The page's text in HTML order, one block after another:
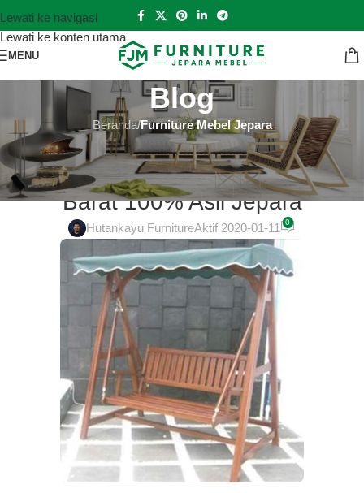
Lewati ke navigasi
Lewati ke konten utama
MENU
Blog
Beranda/Furniture Mebel Jepara
FURNITURE MEBEL JEPARA
Meja Televisi Jati Online di Jakarta
Barat 100% Asli Jepara
Hutankayu FurnitureAktif 2020-01-11 0